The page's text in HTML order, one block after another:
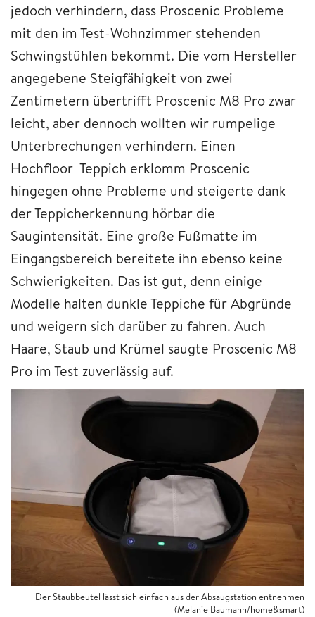
jedoch verhindern, dass Proscenic Probleme
mit den im Test-Wohnzimmer stehenden
Schwingstühlen bekommt. Die vom Hersteller
angegebene Steigfähigkeit von zwei
Zentimetern übertrifft Proscenic M8 Pro zwar
leicht, aber dennoch wollten wir rumpelige
Unterbrechungen verhindern. Einen
Hochfloor–Teppich erklomm Proscenic
hingegen ohne Probleme und steigerte dank
der Teppicherkennung hörbar die
Saugintensität. Eine große Fußmatte im
Eingangsbereich bereitete ihn ebenso keine
Schwierigkeiten. Das ist gut, denn einige
Modelle halten dunkle Teppiche für Abgründe
und weigern sich darüber zu fahren. Auch
Haare, Staub und Krümel saugte Proscenic M8
Pro im Test zuverlässig auf.
Der Staubbeutel lässt sich einfach aus der Absaugstation entnehmen
(Melanie Baumann/home&smart)